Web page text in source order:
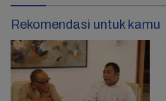
Rekomendasi untuk kamu